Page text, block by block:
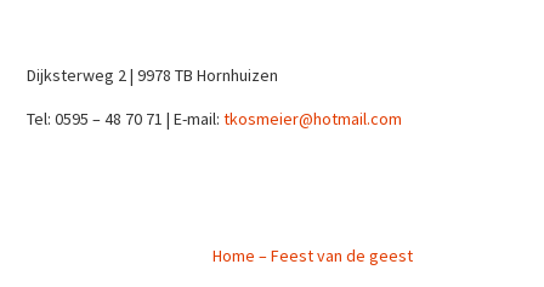
Dijksterweg 2 | 9978 TB Hornhuizen
Tel: 0595 – 48 70 71 | E-mail:tkosmeier@hotmail.com
Home – Feest van de geest